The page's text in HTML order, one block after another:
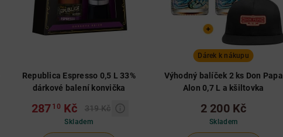
Republica Espresso 0,5 L 33%
dárkové balení konvička
287 10 Kč 319 Kč
Skladem
Dárek k nákupu
Výhodný balíček 2 ks Don Papa
Alon 0,7 L a kšiltovka
2 200 Kč
Skladem